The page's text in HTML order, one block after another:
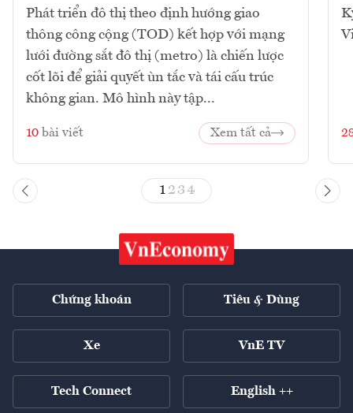
Phát triển đô thị theo định hướng giao
thông công cộng (TOD) kết hợp với mạng
lưới đường sắt đô thị (metro) là chiến lược
cốt lõi để giải quyết ùn tắc và tái cấu trúc
không gian. Mô hình này tập...
10 bài viết Xem tất cả
1 23 4
Chứng khoán Tiêu & Dùng
Xe VnE TV
Tech Connect English ++